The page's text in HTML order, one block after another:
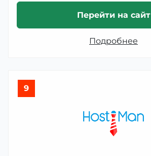
Перейти на сайт
Подробнее
9